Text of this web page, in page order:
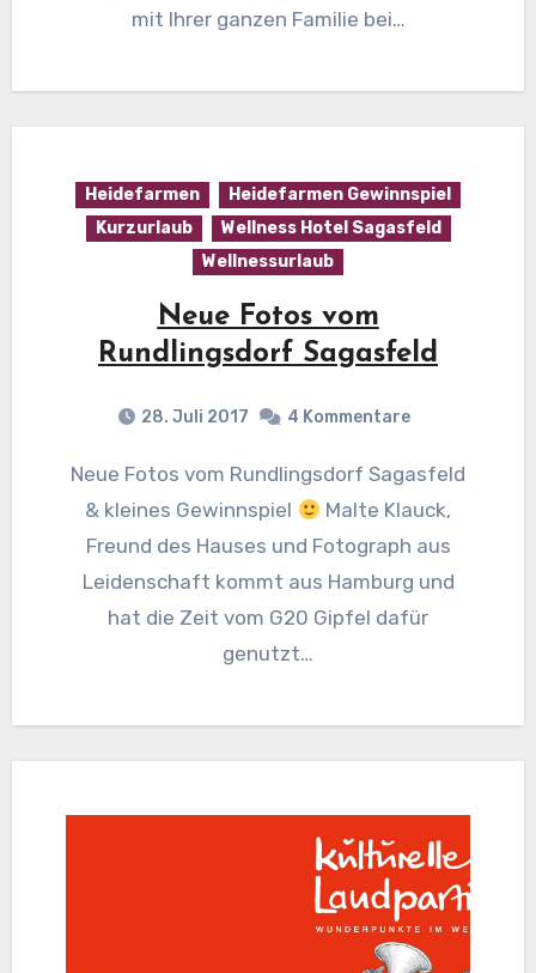
mit Ihrer ganzen Familie bei…
Heidefarmen
Heidefarmen Gewinnspiel
Kurzurlaub
Wellness Hotel Sagasfeld
Wellnessurlaub
Neue Fotos vom
Rundlingsdorf Sagasfeld
28. Juli 2017 4 Kommentare
Neue Fotos vom Rundlingsdorf Sagasfeld
& kleines Gewinnspiel
Malte Klauck,
Freund des Hauses und Fotograph aus
Leidenschaft kommt aus Hamburg und
hat die Zeit vom G20 Gipfel dafür
genutzt…